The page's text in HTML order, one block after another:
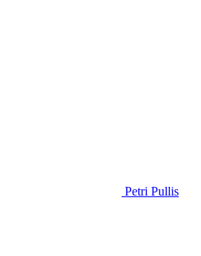
Petri Pullis